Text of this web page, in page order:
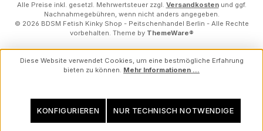
Alle Preise inkl. gesetzl. Mehrwertsteuer zzgl. Versandkostenund ggf.
Nachnahmegebühren, wenn nicht anders angegeben.
© 2026 BDSM Fetish Kinky Shop - Peitschenhandel Berlin - Alle Rechte
vorbehalten. Theme by ThemeWare®
Diese Website verwendet Cookies, um eine bestmögliche Erfahrung
bieten zu können. Mehr Informationen ...
NUR TECHNISCH NOTWENDIGE
KONFIGURIEREN